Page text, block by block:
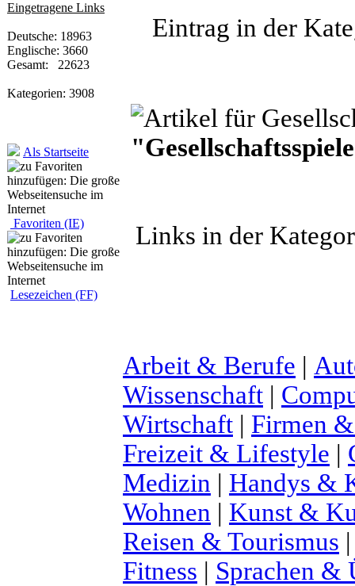
Eingetragene Links
Deutsche: 18963
Englische: 3660
Gesamt: 22623
Kategorien: 3908
Als Startseite
Favoriten (IE)
Lesezeichen (FF)
Eintrag in der
Links in der
Arbeit & Berufe |
Wissenschaft |
Wirtschaft | Firmen
Freizeit & Lifestyle |
Medizin | Handys &
Wohnen | Kunst &
Reisen & Tourismus
Fitness | Sprachen &